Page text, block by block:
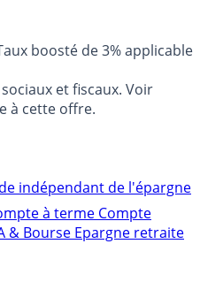
boosté de 3% applicable
et fiscaux. Voir
à cette offre.
indépendant de l'épargne
à terme Compte
& Bourse Epargne retraite